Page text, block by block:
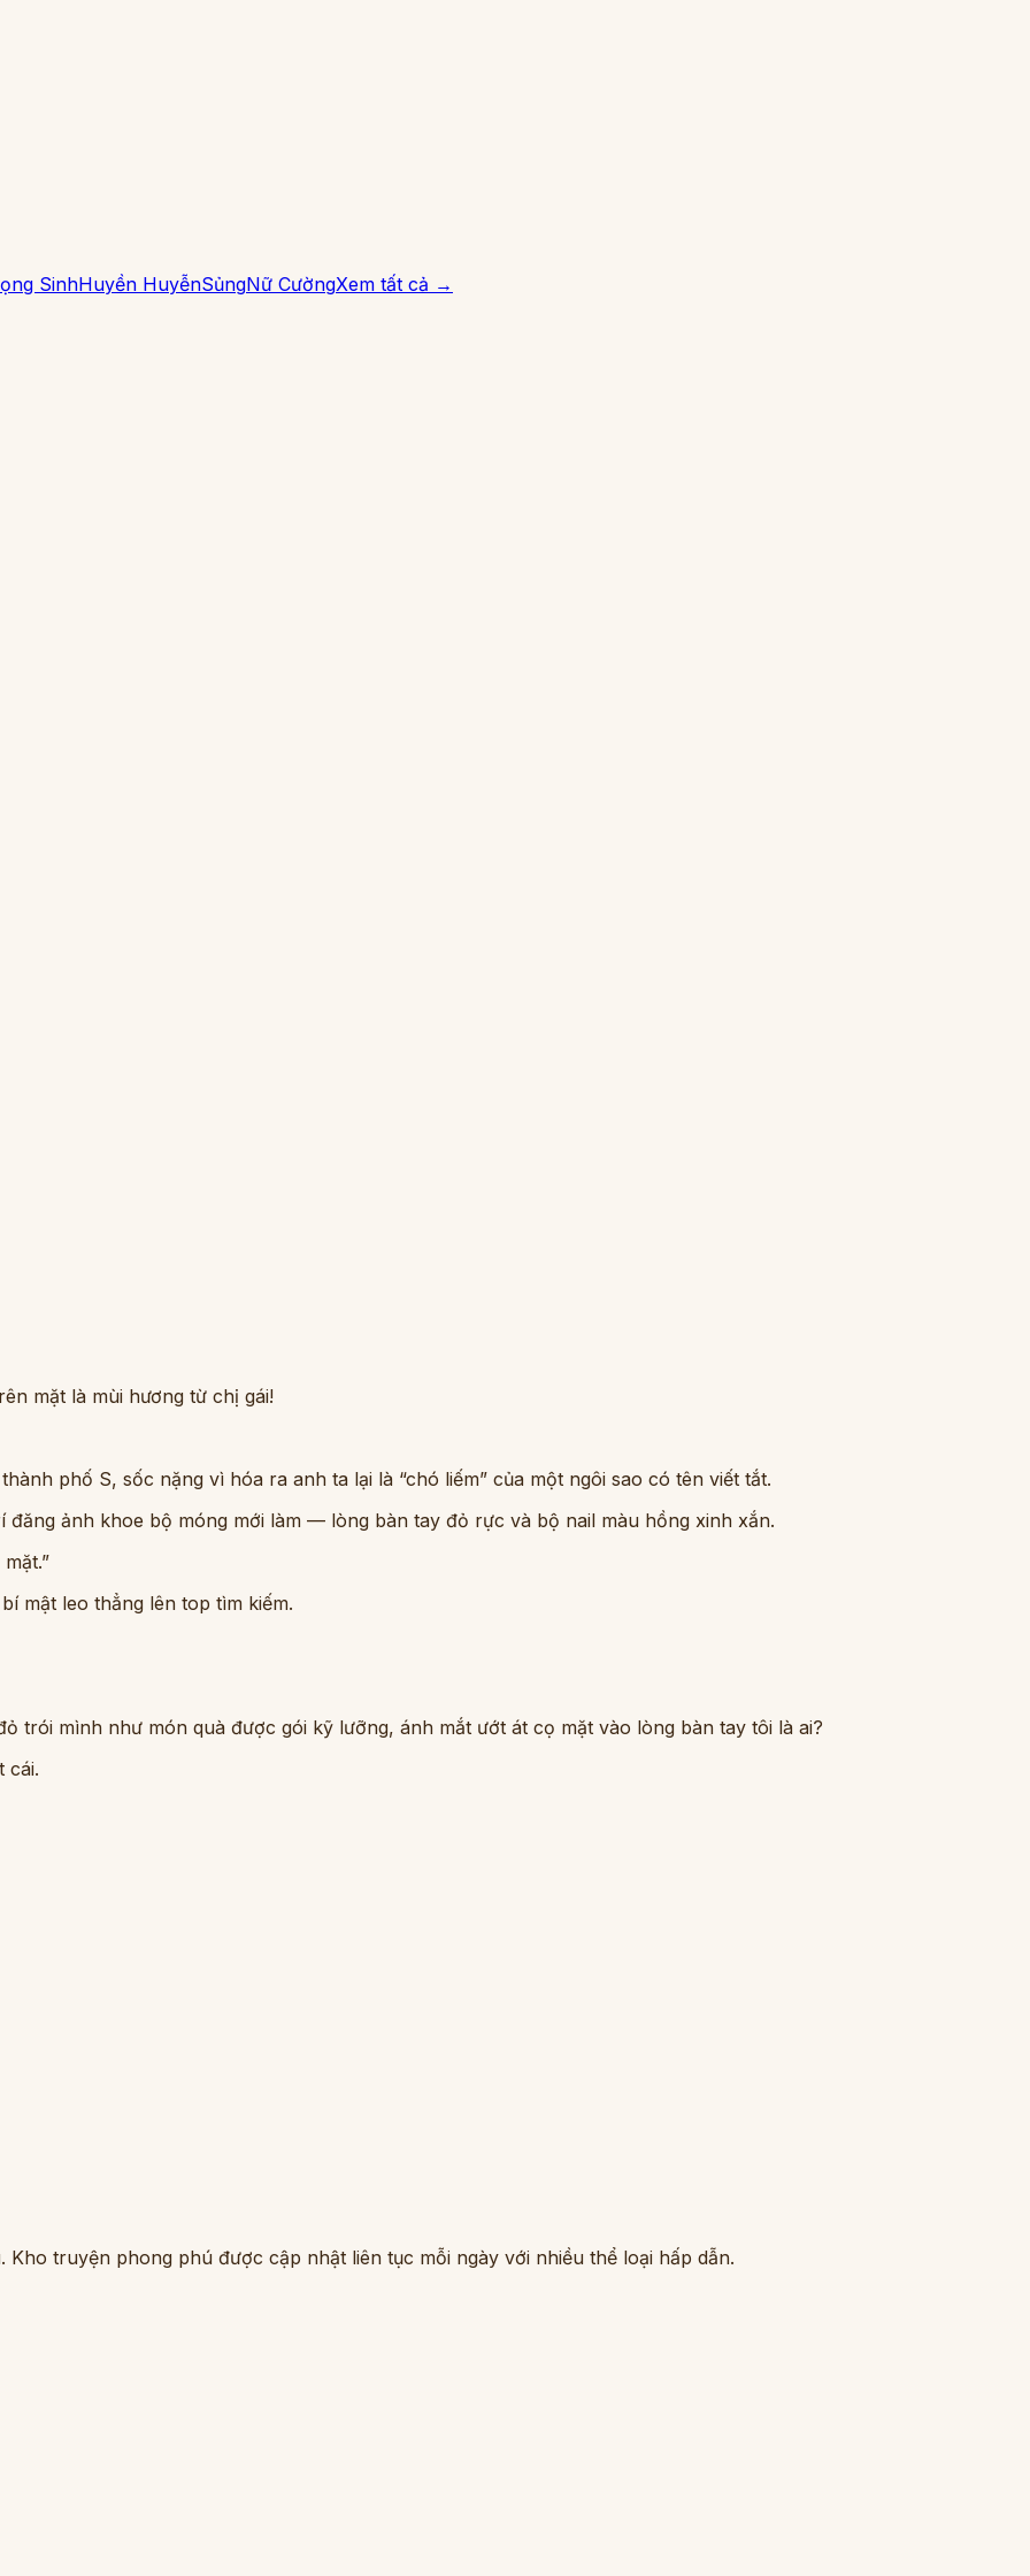
SinhHuyền HuyễnSủngNữ CườngXem tất cả →
mặt là mùi hương từ chị gái!
phố S, sốc nặng vì hóa ra anh ta lại là “chó liếm” của một ngôi sao có tên viết tắt.
ảnh khoe bộ móng mới làm — lòng bàn tay đỏ rực và bộ nail màu hồng xinh xắn.
mật leo thẳng lên top tìm kiếm.
trói mình như món quà được gói kỹ lưỡng, ánh mắt ướt át cọ mặt vào lòng bàn tay tôi là ai?
cái.
truyện phong phú được cập nhật liên tục mỗi ngày với nhiều thể loại hấp dẫn.